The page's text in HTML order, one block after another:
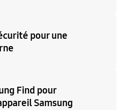
pour une
Find pour
Samsung